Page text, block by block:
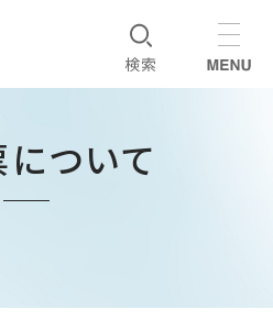
ついて